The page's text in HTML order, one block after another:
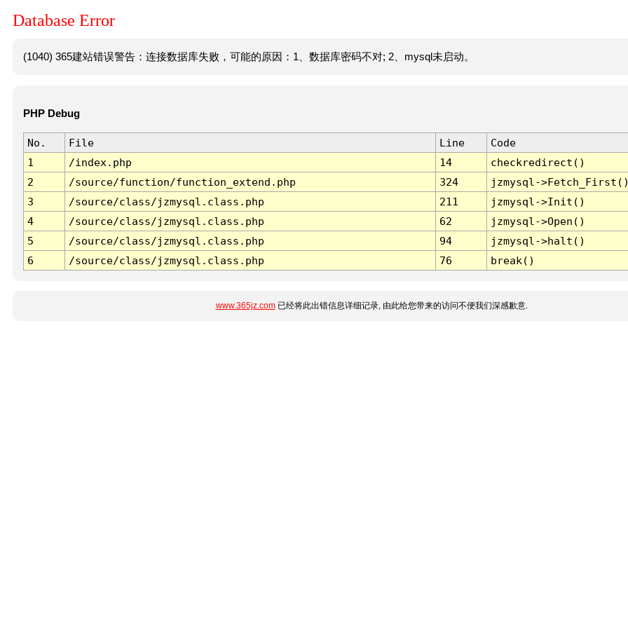
Database Error
(1040) 365建站错误警告：连接数据库失败，可能的原因：1、数据库密码不对; 2、mysql未启动。
PHP Debug
No. File Line
Code
1
/index.php 14
checkredirect()
2
/source/function/function_extend.php 324
jzmysql-
3
/source/class/jzmysql.class.php 211
jzmysql->Init()
4
/source/class/jzmysql.class.php 62
jzmysql->Open()
5
/source/class/jzmysql.class.php 94
jzmysql->halt()
6
/source/class/jzmysql.class.php 76 break()
www.365jz.com已经将此出错信息详细记录, 由此给您带来的访问不便我们深感歉意.